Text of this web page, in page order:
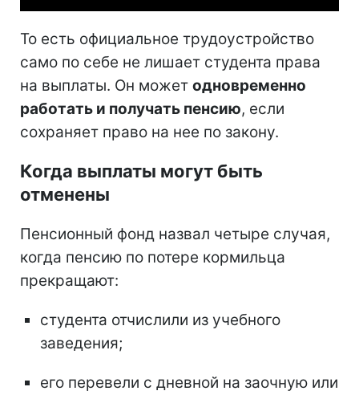
То есть официальное трудоустройство
само по себе не лишает студента права
на выплаты. Он может одновременно
работать и получать пенсию, если
сохраняет право на нее по закону.
Когда выплаты могут быть
отменены
Пенсионный фонд назвал четыре случая,
когда пенсию по потере кормильца
прекращают:
студента отчислили из учебного
заведения;
его перевели с дневной на заочную или